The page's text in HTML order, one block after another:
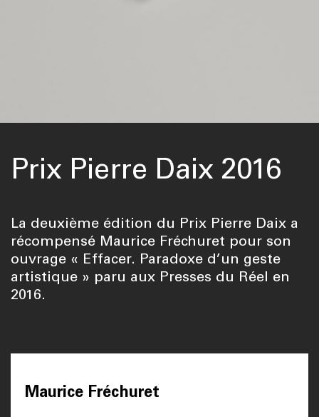
Prix Pierre Daix 2016
La deuxième édition du Prix Pierre Daix a
récompensé Maurice Fréchuret pour son
ouvrage « Effacer. Paradoxe d’un geste
artistique » paru aux Presses du Réel en
2016.
Maurice Fréchuret